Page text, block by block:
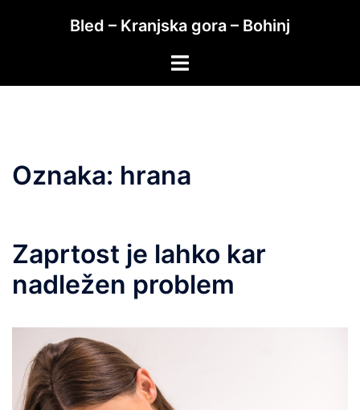
Bled – Kranjska gora – Bohinj
Toggle
Oznaka: hrana
Zaprtost je lahko kar
nadležen problem